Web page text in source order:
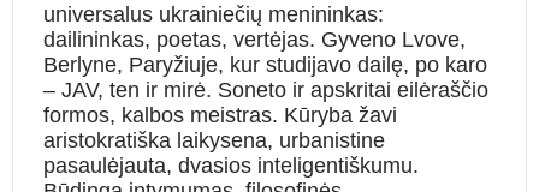
universalus ukrainiečių menininkas:
dailininkas, poetas, vertėjas. Gyveno Lvove,
Berlyne, Paryžiuje, kur studijavo dailę, po karo
– JAV, ten ir mirė. Soneto ir apskritai eilėraščio
formos, kalbos meistras. Kūryba žavi
aristokratiška laikysena, urbanistine
pasaulėjauta, dvasios inteligentiškumu.